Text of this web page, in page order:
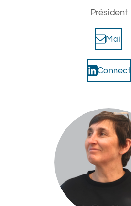
Président
Mail
Connect